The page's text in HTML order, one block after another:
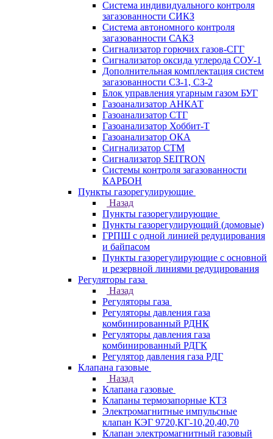
Система индивидуального контроля
загазованности СИКЗ
Система автономного контроля
загазованности САКЗ
Сигнализатор горючих газов-СГГ
Сигнализатор оксида углерода СОУ-1
Дополнительная комплектация систем
загазованности СЗ-1, СЗ-2
Блок управления угарным газом БУГ
Газоанализатор АНКАТ
Газоанализатор СТГ
Газоанализатор Хоббит-Т
Газоанализатор ОКА
Сигнализатор СТМ
Сигнализатор SEITRON
Системы контроля загазованности
КАРБОН
Пункты газорегулирующие
Назад
Пункты газорегулирующие
Пункты газорегулирующий (домовые)
ГРПШ с одной линией редуцирования
и байпасом
Пункты газорегулирующие с основной
и резервной линиями редуцирования
Регуляторы газа
Назад
Регуляторы газа
Регуляторы давления газа
комбинированный РДНК
Регуляторы давления газа
комбинированный РДГК
Регулятор давления газа РДГ
Клапана газовые
Назад
Клапана газовые
Клапаны термозапорные КТЗ
Электромагнитные импульсные
клапан КЭГ 9720,КГ-10,20,40,70
Клапан электромагнитный газовый